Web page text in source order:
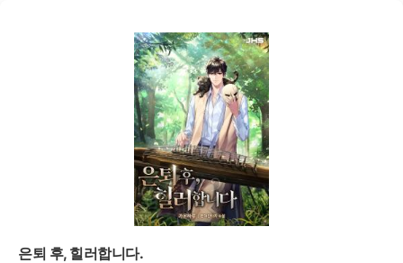
은퇴 후, 힐러합니다.